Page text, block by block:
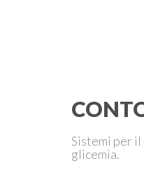
Sistemi per
glicemia.